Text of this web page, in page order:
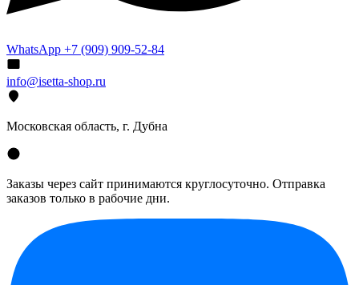
WhatsApp +7 (909) 909-52-84
info@isetta-shop.ru
Московская область, г. Дубна
Заказы через сайт принимаются круглосуточно. Отправка
заказов только в рабочие дни.